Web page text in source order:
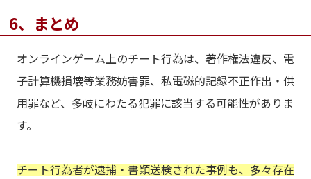
6、まとめ
オンラインゲーム上のチート行為は、著作権法違反、電
子計算機損壊等業務妨害罪、私電磁的記録不正作出・供
用罪など、多岐にわたる犯罪に該当する可能性がありま
す。
チート行為者が逮捕・書類送検された事例も、多々存在